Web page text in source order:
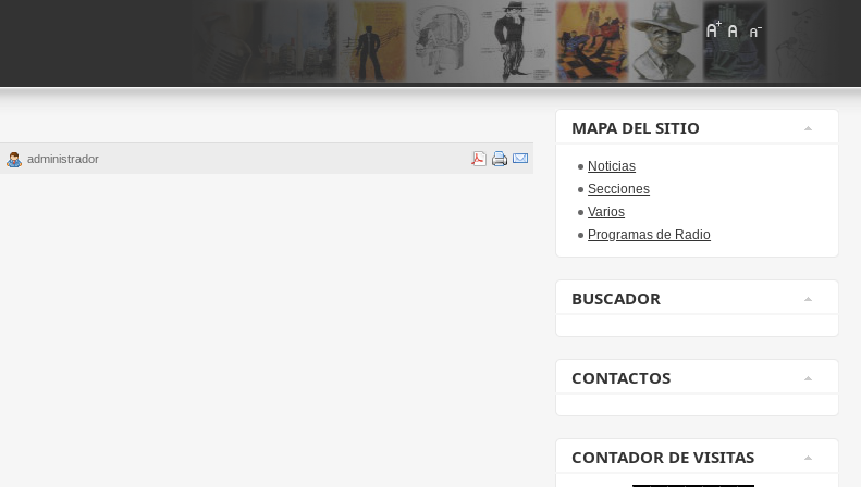
administrador
MAPA DEL SITIO
Noticias
Secciones
Varios
Programas de Radio
BUSCADOR
CONTACTOS
CONTADOR DE VISITAS